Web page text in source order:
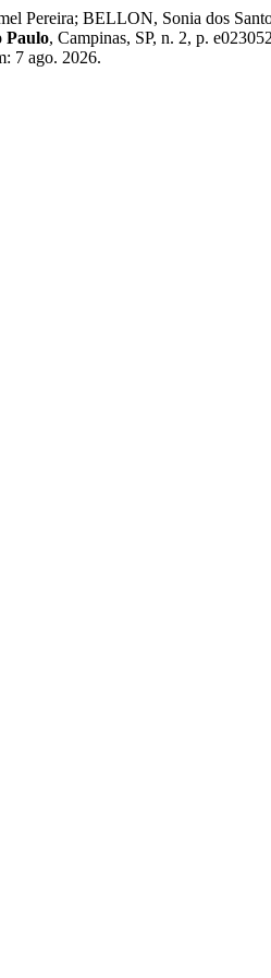
BELLON, Sonia dos
Paulo, Campinas, SP, n. 2, p.
7 ago. 2026.